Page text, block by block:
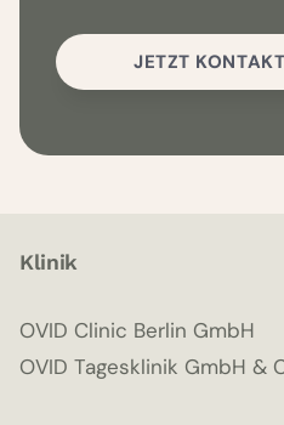
JETZT
Klinik
OVID Clinic Berlin GmbH
OVID Tagesklinik GmbH &